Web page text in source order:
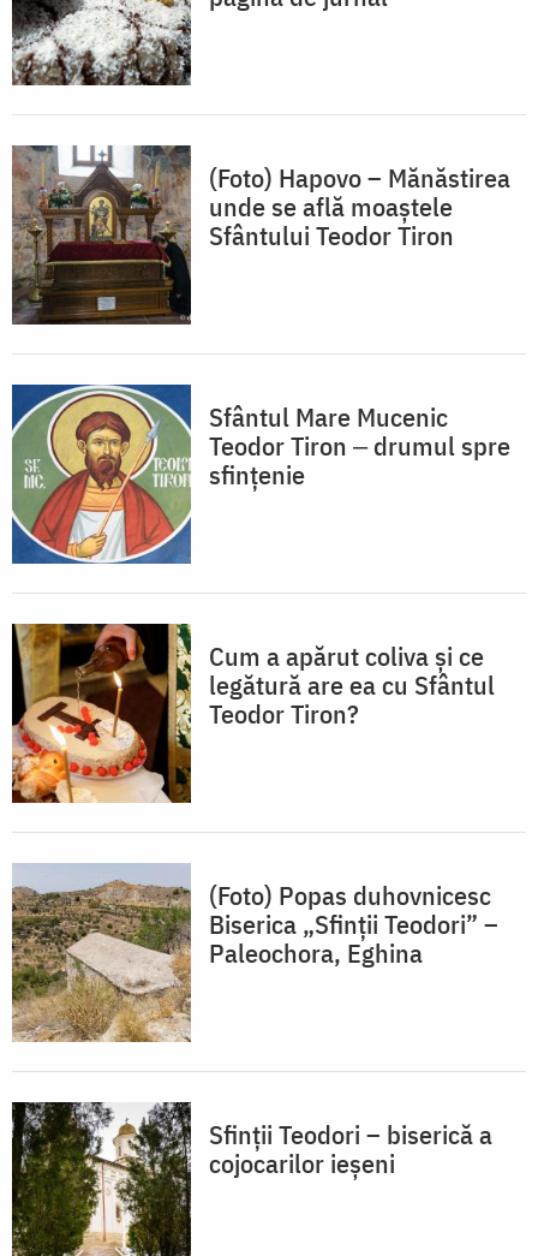
(Foto) Hapovo – Mănăstirea
unde se află moaștele
Sfântului Teodor Tiron
Sfântul Mare Mucenic
Teodor Tiron ‒ drumul spre
sfințenie
Cum a apărut coliva și ce
legătură are ea cu Sfântul
Teodor Tiron?
(Foto) Popas duhovnicesc
Biserica „Sfinții Teodori” –
Paleochora, Eghina
Sfinții Teodori – biserică a
cojocarilor ieșeni